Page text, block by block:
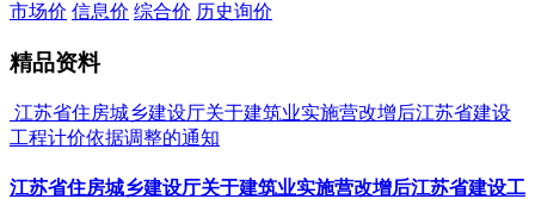
市场价 信息价 综合价 历史询价
精品资料
江苏省住房城乡建设厅关于建筑业实施营改增后江苏省建设
工程计价依据调整的通知
江苏省住房城乡建设厅关于建筑业实施营改增后江苏省建设工